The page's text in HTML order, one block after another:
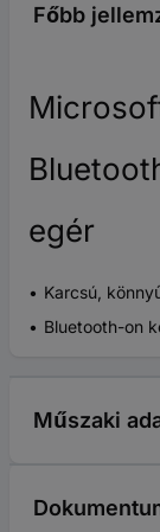
Főbb
egér
Karcsú,
Bluetooth-on
Műszaki